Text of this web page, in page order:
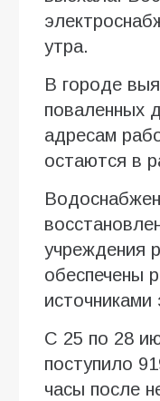
утра.
В городе
поваленных
адресам
остаются в
учреждения
обеспечены
источниками
С 25 по 28
поступило
часы после